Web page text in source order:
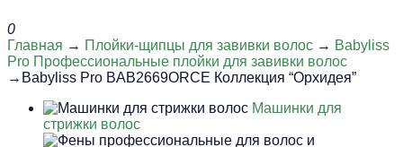
0
Главная → Плойки-щипцы для завивки волос → Babyliss
Pro Профессиональные плойки для завивки волос
→Babyliss Pro BAB2669ORCE Коллекция “Орхидея”
Машинки для
стрижки волос